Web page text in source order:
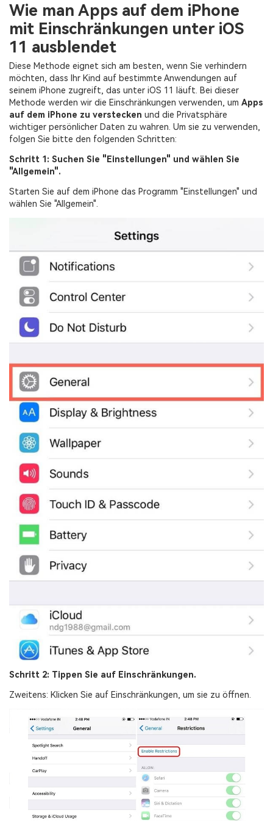
Wie man Apps auf dem iPhone
mit Einschränkungen unter iOS
11 ausblendet
Diese Methode eignet sich am besten, wenn Sie verhindern
möchten, dass Ihr Kind auf bestimmte Anwendungen auf
seinem iPhone zugreift, das unter iOS 11 läuft. Bei dieser
Methode werden wir die Einschränkungen verwenden, um Apps
auf dem iPhone zu verstecken und die Privatsphäre
wichtiger persönlicher Daten zu wahren. Um sie zu verwenden,
folgen Sie bitte den folgenden Schritten:
Schritt 1: Suchen Sie "Einstellungen" und wählen Sie
"Allgemein".
Starten Sie auf dem iPhone das Programm "Einstellungen" und
wählen Sie "Allgemein".
Schritt 2: Tippen Sie auf Einschränkungen.
Zweitens: Klicken Sie auf Einschränkungen, um sie zu öffnen.